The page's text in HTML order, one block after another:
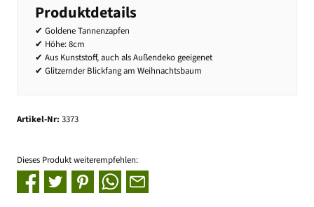
Produktdetails
✔ Goldene Tannenzapfen
✔ Höhe: 8cm
✔ Aus Kunststoff, auch als Außendeko geeigenet
✔ Glitzernder Blickfang am Weihnachtsbaum
Artikel-Nr: 3373
Dieses Produkt weiterempfehlen: